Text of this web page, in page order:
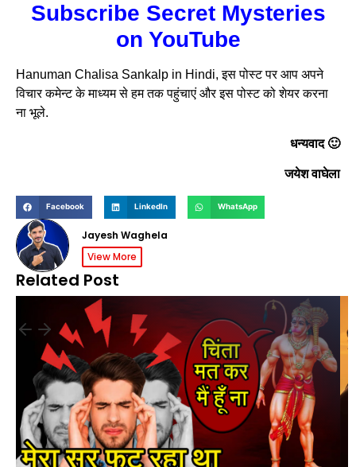
Subscribe Secret Mysteries
on YouTube
Hanuman Chalisa Sankalp in Hindi, इस पोस्ट पर आप अपने
विचार कमेन्ट के माध्यम से हम तक पहुंचाएं और इस पोस्ट को शेयर करना
ना भूले.
धन्यवाद 🙂
जयेश वाघेला
Facebook LinkedIn WhatsApp
Jayesh Waghela
View More
Related Post